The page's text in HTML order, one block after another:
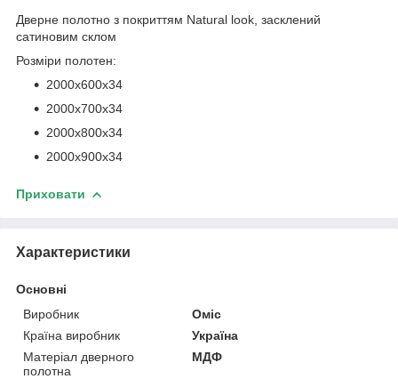
Дверне полотно з покриттям Natural look, засклений
сатиновим склом
Розміри полотен:
2000х600х34
2000х700х34
2000х800х34
2000х900х34
Приховати
Характеристики
Основні
Виробник
Оміс
Країна виробник
Україна
Матеріал дверного
полотна
МДФ